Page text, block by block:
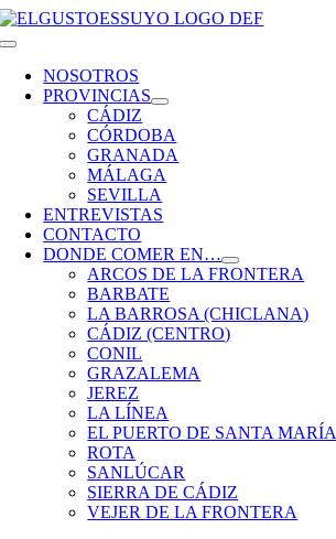
Saltar
al
Toggle
NavigationNOSOTROS
PROVINCIAS
CÁDIZ
CÓRDOBA
GRANADA
MÁLAGA
SEVILLA
ENTREVISTAS
CONTACTO
DONDE COMER EN…
ARCOS DE LA FRONTERA
BARBATE
LA BARROSA (CHICLANA)
CÁDIZ (CENTRO)
CONIL
GRAZALEMA
JEREZ
LA LÍNEA
EL PUERTO DE SANTA MARÍA
ROTA
SANLÚCAR
SIERRA DE CÁDIZ
VEJER DE LA FRONTERA